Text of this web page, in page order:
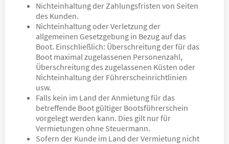
Nichteinhaltung der Zahlungsfristen von Seiten
des Kunden.
Nichteinhaltung oder Verletzung der
allgemeinen Gesetzgebung in Bezug auf das
Boot. Einschließlich: Überschreitung der für das
Boot maximal zugelassenen Personenzahl,
Überschreitung des zugelassenen Küsten oder
Nichteinhaltung der Führerscheinrichtlinien
usw.
Falls kein im Land der Anmietung für das
betreffende Boot gültiger Bootsführerschein
vorgelegt werden kann. Dies gilt nur für
Vermietungen ohne Steuermann.
Sofern der Kunde im Land der Vermietung nicht